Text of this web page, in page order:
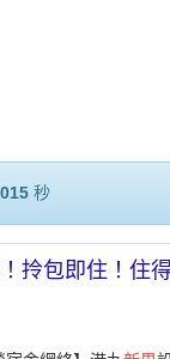
秒
拎包即住！住